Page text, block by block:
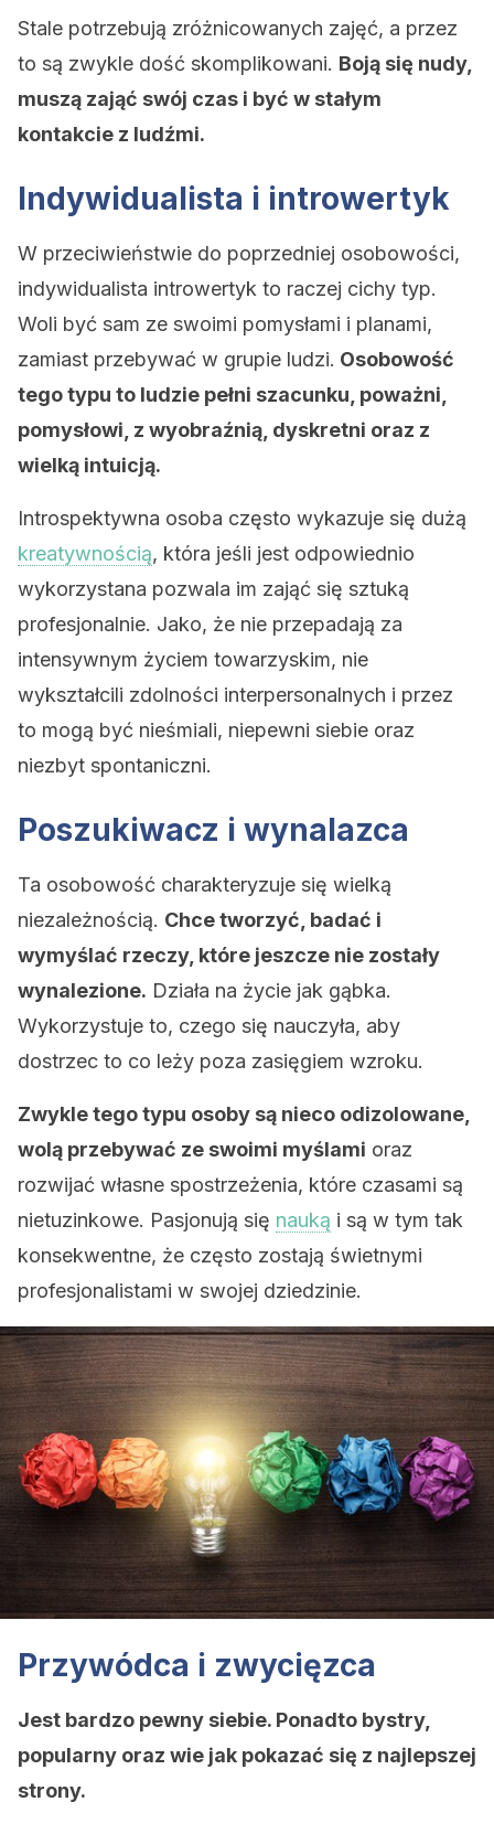
Stale potrzebują zróżnicowanych zajęć, a przez
to są zwykle dość skomplikowani. Boją się nudy,
muszą zająć swój czas i być w stałym
kontakcie z ludźmi.
Indywidualista i introwertyk
W przeciwieństwie do poprzedniej osobowości,
indywidualista introwertyk to raczej cichy typ.
Woli być sam ze swoimi pomysłami i planami,
zamiast przebywać w grupie ludzi. Osobowość
tego typu to ludzie pełni szacunku, poważni,
pomysłowi, z wyobraźnią, dyskretni oraz z
wielką intuicją.
Introspektywna osoba często wykazuje się dużą
kreatywnością, która jeśli jest odpowiednio
wykorzystana pozwala im zająć się sztuką
profesjonalnie. Jako, że nie przepadają za
intensywnym życiem towarzyskim, nie
wykształcili zdolności interpersonalnych i przez
to mogą być nieśmiali, niepewni siebie oraz
niezbyt spontaniczni.
Poszukiwacz i wynalazca
Ta osobowość charakteryzuje się wielką
niezależnością. Chce tworzyć, badać i
wymyślać rzeczy, które jeszcze nie zostały
wynalezione. Działa na życie jak gąbka.
Wykorzystuje to, czego się nauczyła, aby
dostrzec to co leży poza zasięgiem wzroku.
Zwykle tego typu osoby są nieco odizolowane,
wolą przebywać ze swoimi myślami oraz
rozwijać własne spostrzeżenia, które czasami są
nietuzinkowe. Pasjonują się nauką i są w tym tak
konsekwentne, że często zostają świetnymi
profesjonalistami w swojej dziedzinie.
Przywódca i zwycięzca
Jest bardzo pewny siebie. Ponadto bystry,
popularny oraz wie jak pokazać się z najlepszej
strony.